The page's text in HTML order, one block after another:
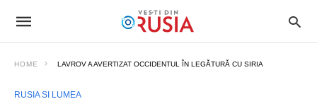
HOME LAVROV A AVERTIZAT OCCIDENTUL ÎN LEGĂTURĂ CU SIRIA
RUSIA SI LUMEA